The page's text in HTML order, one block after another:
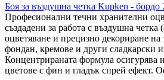
Боя за въздушна четка Kupken - бордо
Професионални течни хранителни
създадени за работа с въздушна
оцветяване и прецизно декориране на
фондан, кремове и други сладкарски
Концентрираната формула осигурява
цветове с фин и гладък спрей ефект.